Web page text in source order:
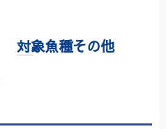
対象魚種その他